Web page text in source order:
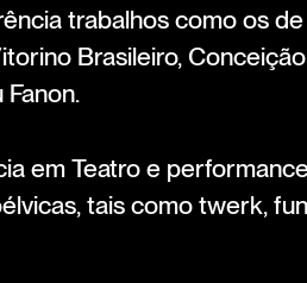
trabalhos como os
Brasileiro,
em Teatro e
tais como twerk,